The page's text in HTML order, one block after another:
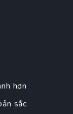
hơn
sắc